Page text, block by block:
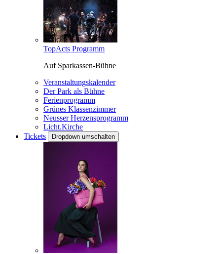
TopActs Programm
Auf Sparkassen-Bühne
Veranstaltungskalender
Der Park als Bühne
Ferienprogramm
Grünes Klassenzimmer
Neusser Herzensprogramm
Licht.Kirche
Tickets
Dropdown umschalten